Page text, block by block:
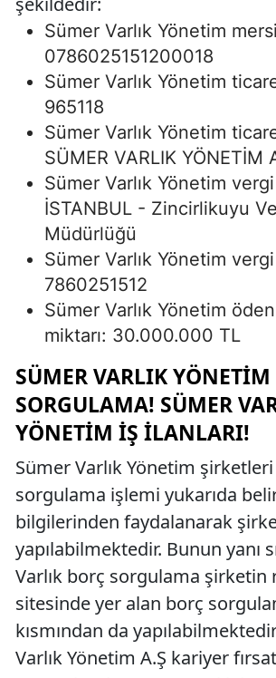
Sümer Varlık Yönetim
0786025151200018
Sümer Varlık Yönetim
965118
Sümer Varlık Yönetim
SÜMER VARLIK YÖNETİM
Sümer Varlık Yönetim
İSTANBUL - Zincirlikuyu
Müdürlüğü
Sümer Varlık Yönetim
7860251512
Sümer Varlık Yönetim
miktarı: 30.000.000 TL
SÜMER VARLIK YÖNETIM
SORGULAMA! SÜMER
YÖNETIM İŞ İLANLARI!
Sümer Varlık Yönetim
sorgulama işlemi yukarıda
bilgilerinden faydalanarak
yapılabilmektedir. Bunun yanı
Varlık borç sorgulama
sitesinde yer alan borç
kısmından da
Varlık Yönetim A.Ş kariyer